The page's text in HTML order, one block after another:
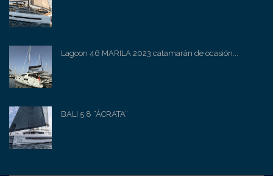
Lagoon 46 MARILA 2023 catamarán de ocasión...
BALI 5.8 “ÁCRATA”